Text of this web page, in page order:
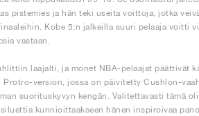
pistemies ja hän teki useita voittoja, jotka
Kobe 5:n jalkeilla suuri pelaaja voitti
vastaan.
laajalti, ja monet NBA-pelaajat päättivät
version, jossa on päivitetty Cushlon-
suorituskyvyn kengän. Valitettavasti tämä
kunnioittaakseen hänen inspiroivaa